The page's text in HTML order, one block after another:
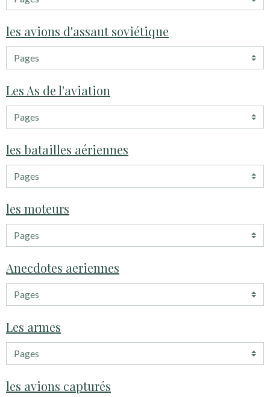
les avions d'assaut soviétique
Les As de l'aviation
les batailles aériennes
les moteurs
Anecdotes aeriennes
Les armes
les avions capturés